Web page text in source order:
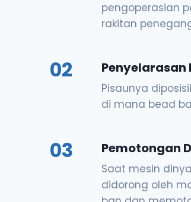
pengoperasian
rakitan
02 Penyelarasan
Pisaunya
di mana bead
03 Pemotongan
Saat mesin
didorong oleh